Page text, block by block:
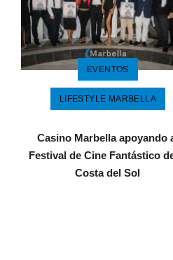
EVENTOS
LIFESTYLE MARBELLA
Casino Marbella apoyando
Festival de Cine Fantástico
Costa del Sol